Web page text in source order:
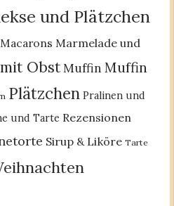
und Plätzchen
Macarons Marmelade und
mit ObstMuffin Muffin
Plätzchen Pralinen und
und Tarte Rezensionen
Sirup & Liköre Tarte